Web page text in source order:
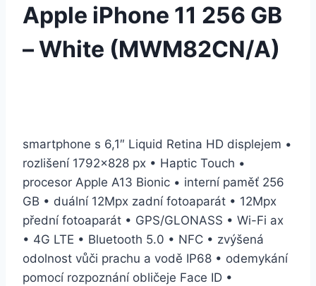
Apple iPhone 11 256 GB
– White (MWM82CN/A)
smartphone s 6,1″ Liquid Retina HD displejem •
rozlišení 1792×828 px • Haptic Touch •
procesor Apple A13 Bionic • interní paměť 256
GB • duální 12Mpx zadní fotoaparát • 12Mpx
přední fotoaparát • GPS/GLONASS • Wi-Fi ax
• 4G LTE • Bluetooth 5.0 • NFC • zvýšená
odolnost vůči prachu a vodě IP68 • odemykání
pomocí rozpoznání obličeje Face ID •